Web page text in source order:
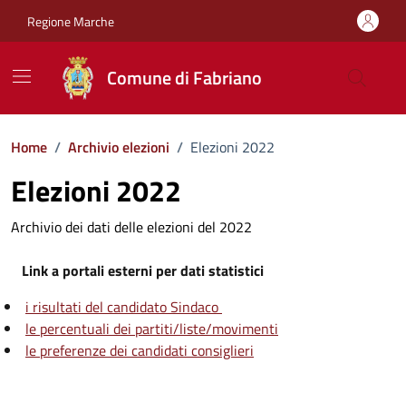
Regione Marche
Comune di Fabriano
Home / Archivio elezioni / Elezioni 2022
Elezioni 2022
Archivio dei dati delle elezioni del 2022
Link a portali esterni per dati statistici
i risultati del candidato Sindaco
le percentuali dei partiti/liste/movimenti
le preferenze dei candidati consiglieri